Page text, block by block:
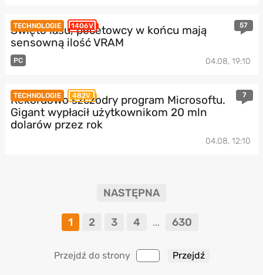
TECHNOLOGIE 1406V 57
Święto lasu, pecetowcy w końcu mają
sensowną ilość VRAM
PC 04.08, 19:10
TECHNOLOGIE 482V 7
Rekordowo szczodry program Microsoftu.
Gigant wypłacił użytkownikom 20 mln
dolarów przez rok
04.08, 12:10
NASTĘPNA
1 2 3 4 ... 630
Przejdź do strony